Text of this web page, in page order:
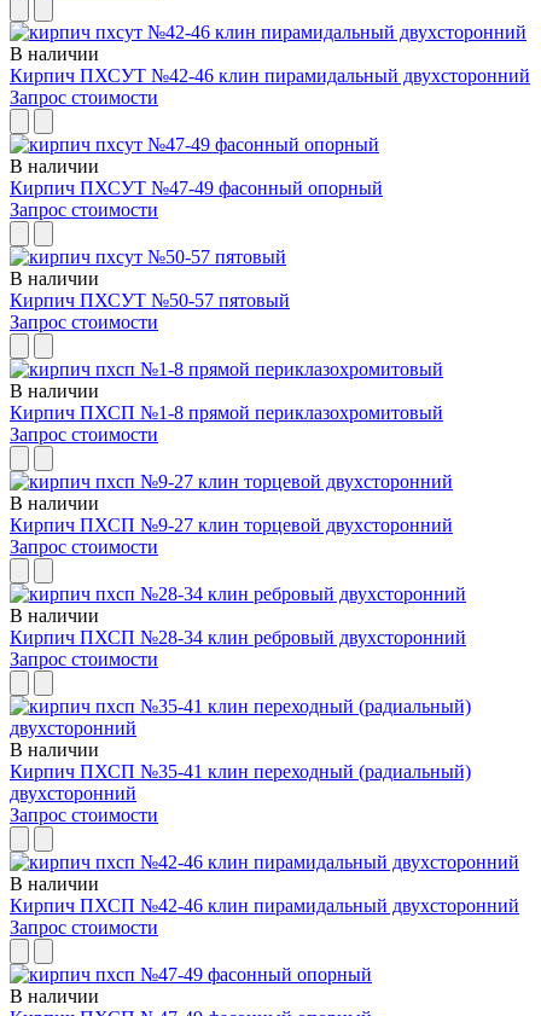
В наличии
Кирпич ПХСУТ №42-46 клин пирамидальный двухсторонний
Запрос стоимости
В наличии
Кирпич ПХСУТ №47-49 фасонный опорный
Запрос стоимости
В наличии
Кирпич ПХСУТ №50-57 пятовый
Запрос стоимости
В наличии
Кирпич ПХСП №1-8 прямой периклазохромитовый
Запрос стоимости
В наличии
Кирпич ПХСП №9-27 клин торцевой двухсторонний
Запрос стоимости
В наличии
Кирпич ПХСП №28-34 клин ребровый двухсторонний
Запрос стоимости
В наличии
Кирпич ПХСП №35-41 клин переходный (радиальный)
двухсторонний
Запрос стоимости
В наличии
Кирпич ПХСП №42-46 клин пирамидальный двухсторонний
Запрос стоимости
В наличии